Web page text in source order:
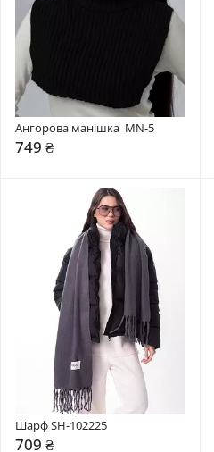
Ангорова манішка  MN-5
749 ₴
Шарф SH-102225
709 ₴